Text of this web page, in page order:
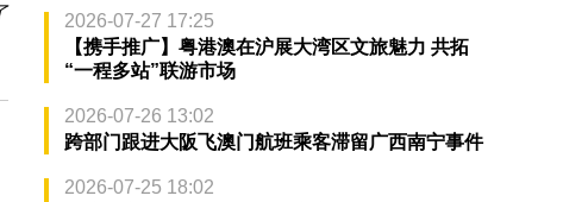
2026-07-27 17:25
【携手推广】粤港澳在沪展大湾区文旅魅力 共拓
“一程多站”联游市场
2026-07-26 13:02
跨部门跟进大阪飞澳门航班乘客滞留广西南宁事件
2026-07-25 18:02